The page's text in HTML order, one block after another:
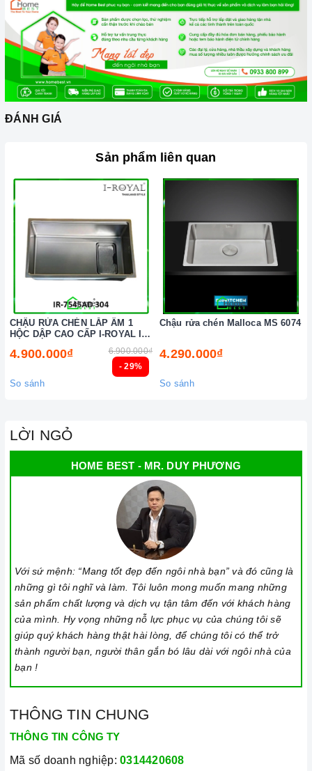
ĐÁNH GIÁ
Sản phẩm liên quan
- 29%
CHẬU RỬA CHÉN LẮP ÂM 1
HỘC DẬP CAO CẤP I-ROYAL IR-
4.900.000₫ 6.900.000₫
So sánh
Chậu rửa chén Malloca MS 6074
4.290.000₫
So sánh
LỜI NGỎ
HOME BEST - MR. DUY PHƯƠNG
Với sứ mệnh: “Mang tốt đẹp đến ngôi nhà bạn” và đó cũng là
những gì tôi nghĩ và làm. Tôi luôn mong muốn mang những
sản phẩm chất lượng và dịch vụ tận tâm đến với khách hàng
của mình. Hy vọng những nỗ lực phục vụ của chúng tôi sẽ
giúp quý khách hàng thật hài lòng, để chúng tôi có thể trở
thành người bạn, người thân gắn bó lâu dài với ngôi nhà của
bạn !
THÔNG TIN CHUNG
THÔNG TIN CÔNG TY
Mã số doanh nghiệp: 0314420608